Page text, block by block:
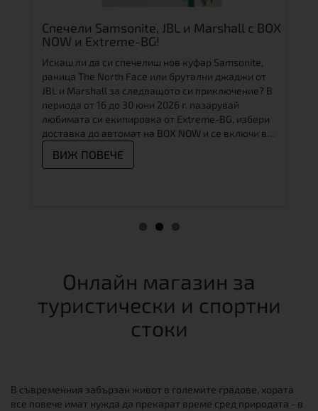
Спечели Samsonite, JBL и Marshall с BOX
NOW и Extreme-BG!
Искаш ли да си спечелиш нов куфар Samsonite,
раница The North Face или брутални джаджи от
JBL и Marshall за следващото си приключение? В
периода от 16 до 30 юни 2026 г. пазарувай
любимата си екипировка от Extreme-BG, избери
доставка до автомат на BOX NOW и се включи в
участваш в 3 лесни стъпки
ВИЖ ПОВЕЧЕ
Онлайн магазин за
туристически и спортни
стоки
В съвременния забързан живот в големите градове, хората
все повече имат нужда да прекарат време сред природата - в